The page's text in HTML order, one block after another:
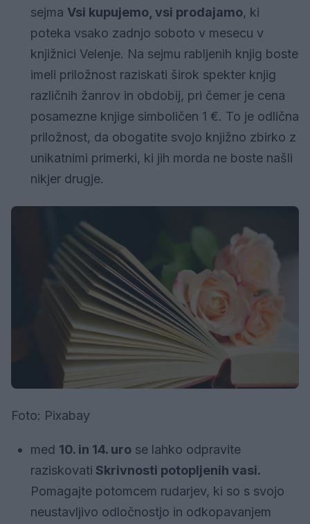
sejma Vsi kupujemo, vsi prodajamo, ki
poteka vsako zadnjo soboto v mesecu v
knjižnici Velenje. Na sejmu rabljenih knjig boste
imeli priložnost raziskati širok spekter knjig
različnih žanrov in obdobij, pri čemer je cena
posamezne knjige simboličen 1 €. To je odlična
priložnost, da obogatite svojo knjižno zbirko z
unikatnimi primerki, ki jih morda ne boste našli
nikjer drugje.
Foto: Pixabay
med 10. in 14. uro se lahko odpravite
raziskovati Skrivnosti potopljenih vasi.
Pomagajte potomcem rudarjev, ki so s svojo
neustavljivo odločnostjo in odkopavanjem